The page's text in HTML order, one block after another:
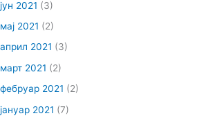
јун 2021 (3)
мај 2021 (2)
април 2021 (3)
март 2021 (2)
фебруар 2021 (2)
јануар 2021 (7)